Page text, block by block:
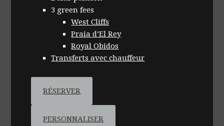
3 green fees
West Cliffs
Praia d’El Rey
Royal Obidos
Transferts avec chauffeur
RÉSERVER
PERSONNALISER